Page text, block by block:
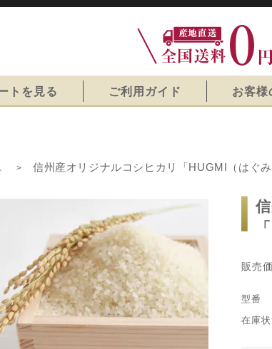
トを見る ご利用ガイド お客様
> 信州産オリジナルコシヒカリ「HUGMI（はぐ
販売
型番
在庫